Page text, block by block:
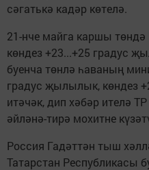
сәгатькә кадәр көтелә.
21-нче майга каршы төндә
көндез +23...+25 градус
буенча төнлә һаваның
градус җылылык, көндез
итәчәк, дип хәбәр ителә
әйләнә-тирә мохитне
Россия Гадәттән тыш
Татарстан Республикасы